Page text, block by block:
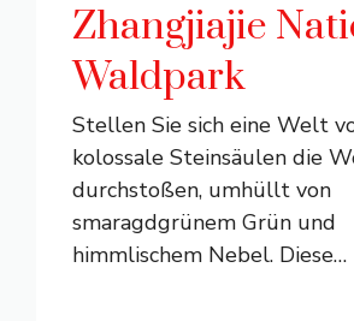
Zhangjiajie
Waldpark
Stellen Sie sich eine Welt
kolossale Steinsäulen die
durchstoßen, umhüllt von
smaragdgrünem Grün und
himmlischem Nebel. Diese…